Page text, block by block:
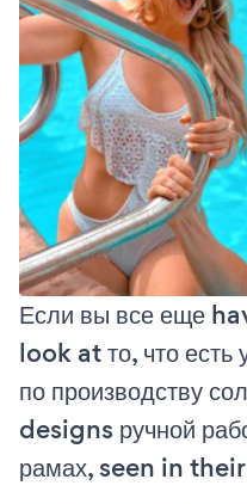
Если вы все еще
look at то, что
по производству
designs ручной
рамах, seen in